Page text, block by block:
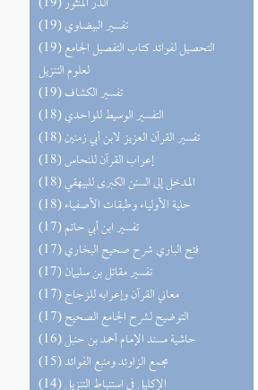
(19) تفسير البيضاوي
(19) التحصيل لفوائد كتاب التفصيل الجامع
لعلوم التنزيل
(19) تفسير الكشاف
(18) التفسير الوسيط للواحدي
(18) تفسير القرآن العزيز لابن أبي زمنين
(18) إعراب القرآن للنحاس
(18) المدخل إلى السنن الكبرى للبيهقي
(18) حلية الأولياء وطبقات الأصفياء
(17) تفسير ابن أبي حاتم
(17) فتح الباري شرح صحيح البخاري
(17) تفسير مقاتل بن سليمان
(17) معاني القرآن وإعرابه للزجاج
(17) التوضيح لشرح الجامع الصحيح
(16) حاشية مسند الإمام أحمد بن حنبل
(15) مجمع الزاوئد ومنبع الفوائد